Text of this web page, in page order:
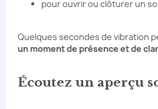
pour ouvrir ou clôturer un
Quelques secondes de vibration
un moment de présence et de
Écoutez un aperçu